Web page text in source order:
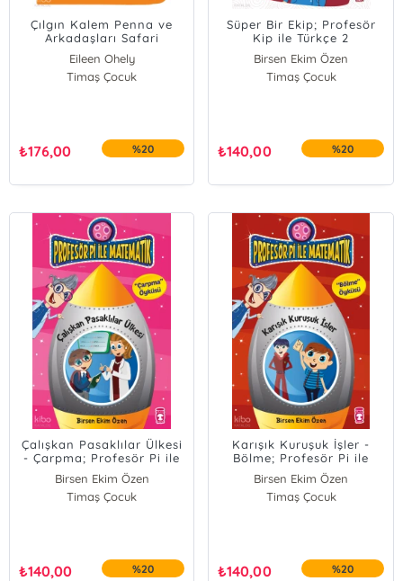
Çılgın Kalem Penna ve
Arkadaşları Safari
Gezisinde
Eileen Ohely
Timaş Çocuk
₺176,00 %20
Süper Bir Ekip; Profesör
Kip ile Türkçe 2
Birsen Ekim Özen
Timaş Çocuk
₺140,00 %20
Çalışkan Pasaklılar Ülkesi
- Çarpma; Profesör Pi ile
Matematik
Birsen Ekim Özen
Timaş Çocuk
₺140,00 %20
Karışık Kuruşuk İşler -
Bölme; Profesör Pi ile
Matematik 1
Birsen Ekim Özen
Timaş Çocuk
₺140,00 %20